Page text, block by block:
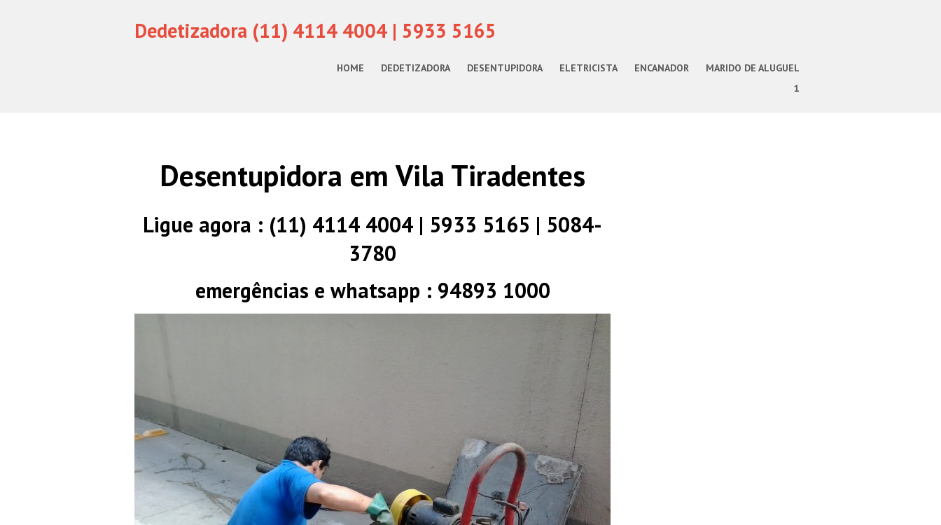
Dedetizadora (11) 4114 4004 | 5933 5165
HOME DEDETIZADORA DESENTUPIDORA ELETRICISTA ENCANADOR
MARIDO DE ALUGUEL
1
Desentupidora em Vila Tiradentes
Ligue agora : (11) 4114 4004 | 5933 5165 | 5084-
3780
emergências e whatsapp : 94893 1000